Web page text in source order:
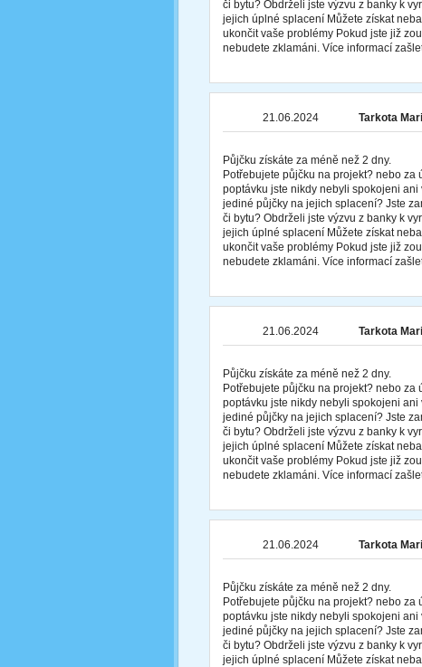
či bytu? Obdrželi jste výzvu z banky k
jejich úplné splacení Můžete získat
ukončit vaše problémy Pokud jste již
nebudete zklamáni. Více informací
21.06.2024 Tarkota
Půjčku získáte za méně než 2 dny.
Potřebujete půjčku na projekt? nebo
poptávku jste nikdy nebyli spokojeni
jediné půjčky na jejich splacení? Jste
či bytu? Obdrželi jste výzvu z banky k
jejich úplné splacení Můžete získat
ukončit vaše problémy Pokud jste již
nebudete zklamáni. Více informací
21.06.2024 Tarkota
Půjčku získáte za méně než 2 dny.
Potřebujete půjčku na projekt? nebo
poptávku jste nikdy nebyli spokojeni
jediné půjčky na jejich splacení? Jste
či bytu? Obdrželi jste výzvu z banky k
jejich úplné splacení Můžete získat
ukončit vaše problémy Pokud jste již
nebudete zklamáni. Více informací
21.06.2024 Tarkota
Půjčku získáte za méně než 2 dny.
Potřebujete půjčku na projekt? nebo
poptávku jste nikdy nebyli spokojeni
jediné půjčky na jejich splacení? Jste
či bytu? Obdrželi jste výzvu z banky k
jejich úplné splacení Můžete získat